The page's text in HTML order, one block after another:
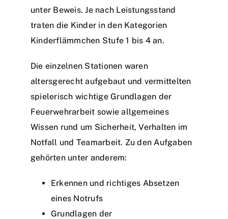
unter Beweis. Je nach Leistungsstand
traten die Kinder in den Kategorien
Kinderflämmchen Stufe 1 bis 4 an.
Die einzelnen Stationen waren
altersgerecht aufgebaut und vermittelten
spielerisch wichtige Grundlagen der
Feuerwehrarbeit sowie allgemeines
Wissen rund um Sicherheit, Verhalten im
Notfall und Teamarbeit. Zu den Aufgaben
gehörten unter anderem:
Erkennen und richtiges Absetzen
eines Notrufs
Grundlagen der